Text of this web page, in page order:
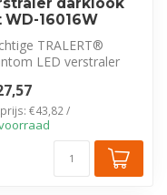
16016W
TRALERT®
LED verstraler
dagrijve...
€43,82 /